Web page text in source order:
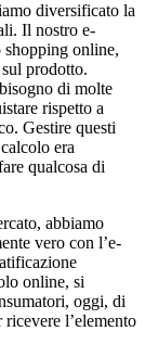
diversificato la
Il nostro e-
shopping online,
prodotto.
di molte
rispetto a
Gestire questi
era
qualcosa di
abbiamo
vero con l’e-
online, si
oggi, di
l’elemento